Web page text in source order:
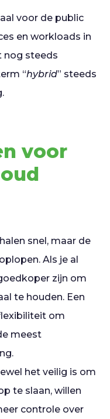
voor de public
en workloads in
nog steeds
“hybrid” steeds
voor
snel, maar de
Als je al
zijn om
te houden. Een
om
meest
het veilig is om
te slaan, willen
controle over